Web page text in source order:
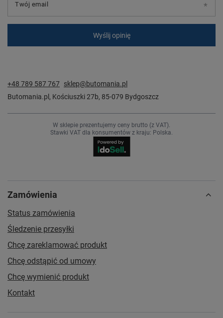
Twój email
Wyślij opinię
+48 789 587 767 sklep@butomania.pl
Butomania.pl , Kościuszki 27b, 85-079 Bydgoszcz
W sklepie prezentujemy ceny brutto (z VAT).
Stawki VAT dla konsumentów z kraju: Polska.
Zamówienia
Status zamówienia
Śledzenie przesyłki
Chcę zareklamować produkt
Chcę odstąpić od umowy
Chcę wymienić produkt
Kontakt